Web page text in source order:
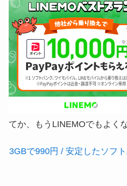
てか、もうLINEMOでもよく
3GBで990円 / 安定したソフ